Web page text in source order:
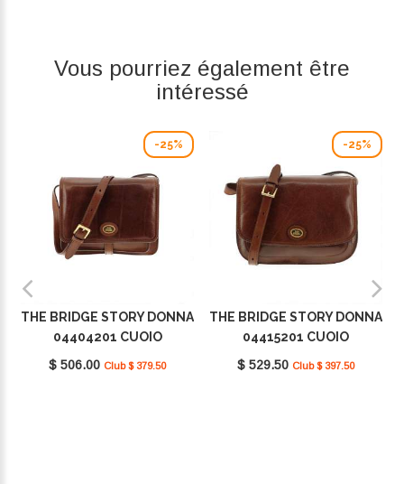
Vous pourriez également être
intéressé
-25%
THE BRIDGE STORY DONNA
04404201 CUOIO
$ 506.00 Club $ 379.50
-25%
THE BRIDGE STORY DONNA
04415201 CUOIO
$ 529.50 Club $ 397.50